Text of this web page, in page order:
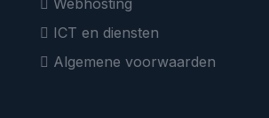
Webhosting
ICT en diensten
Algemene voorwaarden